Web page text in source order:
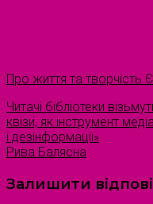
Про життя та творчість
Читачі бібліотеки
квізи, як інструмент
і дезінформації»
Рива Балясна
Залишити